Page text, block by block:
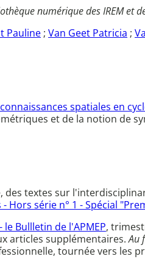
numérique des IREM et
Pauline ; Van Geet Patricia ;
spatiales en
et de la notion de
des textes sur
Hors série n° 1 - Spécial
le Bullletin de l'APMEP,
articles supplémentaires.Au
tournée vers les